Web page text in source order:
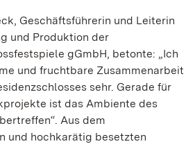
Geschäftsführerin und Leiterin
und Produktion der
gGmbH, betonte: „Ich
und fruchtbare Zusammenarbeit
sehr. Gerade für
ist das Ambiente des
Aus dem
und hochkarätig besetzten